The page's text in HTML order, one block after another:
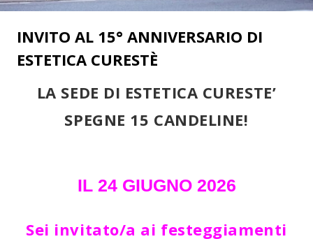
INVITO AL 15° ANNIVERSARIO DI
ESTETICA CURESTÈ
LA SEDE DI ESTETICA CURESTE’
SPEGNE 15 CANDELINE!
IL 24 GIUGNO 2026
Sei invitato/a ai festeggiamenti